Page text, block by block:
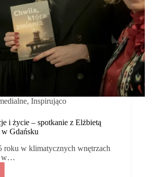
, Inspirująco
i życie – spotkanie z Elżbietą
Gdańsku
roku w klimatycznych wnętrzach
w…